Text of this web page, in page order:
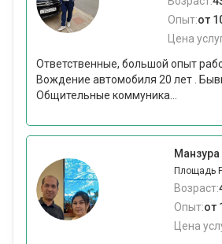
Опыт:от
Цена
Ответственные, большой опыт
Вождение автомобиля 20 лет .
Общительные коммуника...
Площадь
Возраст:
Опыт:от
Цена